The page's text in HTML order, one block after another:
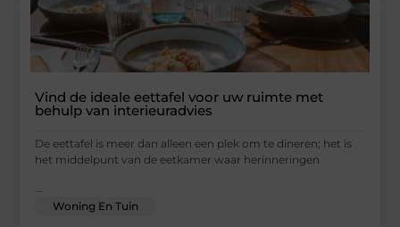
Vind de ideale eettafel voor uw ruimte met
behulp van interieuradvies
De eettafel is meer dan alleen een plek om te dineren; het is
het middelpunt van de eetkamer waar herinneringen
...
Woning En Tuin